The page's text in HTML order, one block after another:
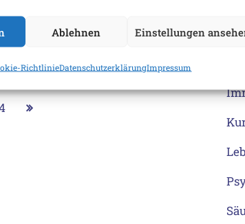
Ablehnen Einstellungen
RichtlinieDatenschutzerklärungImpressum